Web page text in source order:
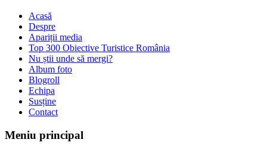
Acasă
Despre
Apariții media
Top 300 Obiective Turistice România
Nu știi unde să mergi?
Album foto
Blogroll
Echipa
Susține
Contact
Meniu principal